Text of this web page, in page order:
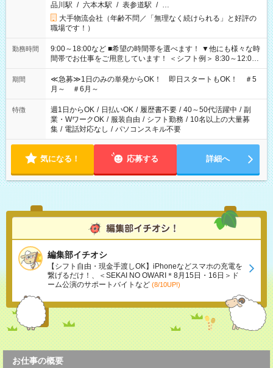
品川駅 / 六本木駅 / 表参道駅 / …
大手物流会社（年齢不問／「無理なく続けられる」と好評の
職場です！）
勤務時間
9:00～18:00など ■希望の時間帯を選べます！ ▼他にも様々な時
間帯でお仕事をご用意しています！ ＜シフト例＞ 8:30～12:00
17:00～22:00 13:00～22:00 22:00～翌6:00 など
期間
≪急募≫1日のみの単発からOK！ 即日スタートもOK！ ＃5
月～ ＃6月～
特徴 週1日からOK / 日払いOK / 履歴書不要 / 40～50代活躍中 / 副
業・WワークOK / 服装自由 / シフト勤務 / 10名以上の大量募
集 / 電話対応なし / パソコンスキル不要
気になる！ 応募する 詳細へ
編集部イチオシ
【シフト自由・現金手渡しOK】iPhoneなどスマホの充電を
繋げるだけ！、＜SEKAI NO OWARI＊8月15日・16日＞ド
ーム公演のサポートバイトなど (8/10UP!)
お仕事の概要